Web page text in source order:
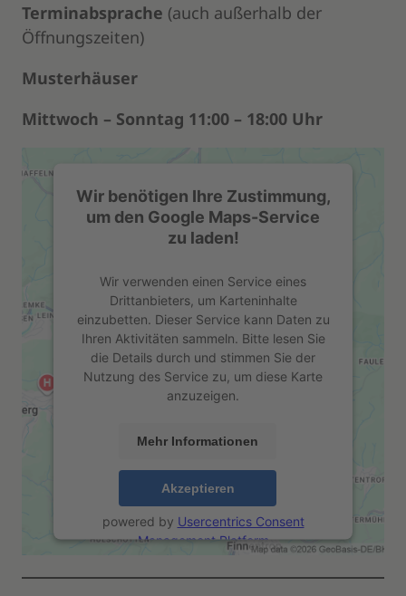
Terminabsprache (auch außerhalb der
Öffnungszeiten)
Musterhäuser
Mittwoch – Sonntag 11:00 – 18:00 Uhr
Wir benötigen Ihre Zustimmung,
um den Google Maps-Service
zu laden!
Wir verwenden einen Service eines
Drittanbieters, um Karteninhalte
einzubetten. Dieser Service kann Daten zu
Ihren Aktivitäten sammeln. Bitte lesen Sie
die Details durch und stimmen Sie der
Nutzung des Service zu, um diese Karte
anzuzeigen.
Mehr Informationen
Akzeptieren
powered by Usercentrics Consent
Management Platform